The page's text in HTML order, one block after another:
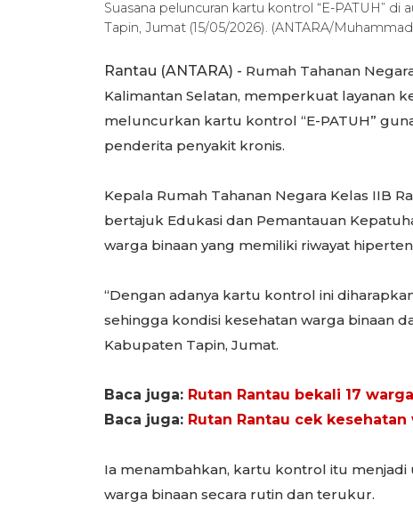
Suasana peluncuran kartu kontrol “E-PATUH”
Tapin, Jumat (15/05/2026). (ANTARA/
Rantau (ANTARA) - Rumah Tahanan
Kalimantan Selatan, memperkuat layanan
meluncurkan kartu kontrol “E-PATUH”
penderita penyakit kronis.
Kepala Rumah Tahanan Negara Kelas IIB
bertajuk Edukasi dan Pemantauan
warga binaan yang memiliki riwayat
“Dengan adanya kartu kontrol ini
sehingga kondisi kesehatan warga binaan
Kabupaten Tapin, Jumat.
Baca juga: Rutan Rantau bekali 17
Baca juga: Rutan Rantau cek
Ia menambahkan, kartu kontrol itu
warga binaan secara rutin dan terukur.